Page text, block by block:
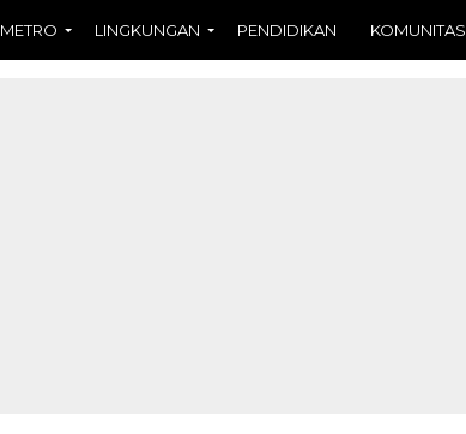
METRO LINGKUNGAN PENDIDIKAN KOMUNITAS